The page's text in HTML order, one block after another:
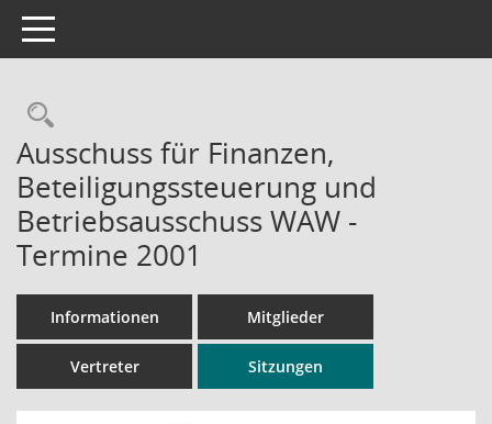
Toggle navigation
Rechercheauswahl
Ausschuss für Finanzen,
Beteiligungssteuerung und
Betriebsausschuss WAW -
Termine 2001
Informationen Mitglieder
Vertreter Sitzungen